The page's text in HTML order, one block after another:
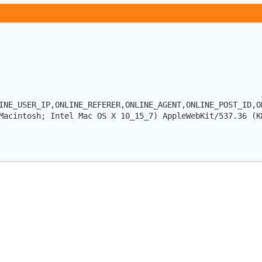
Intel Mac OS X 10_15_7) AppleWebKit/537.36